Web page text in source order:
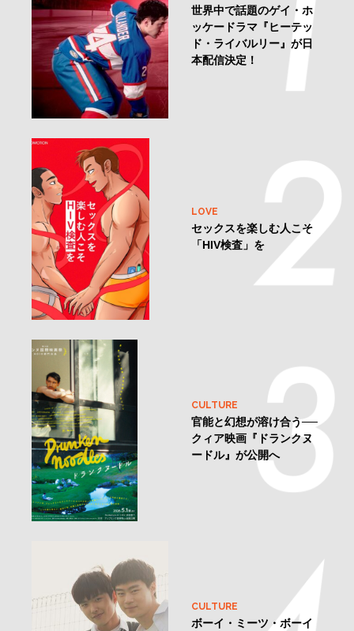
世界中で話題のゲイ・ホ
ッケードラマ『ヒーテッ
ド・ライバルリー』が日
本配信決定！
LOVE
セックスを楽しむ人こそ
「HIV検査」を
CULTURE
官能と幻想が溶け合う──
クィア映画『ドランクヌ
ードル』が公開へ
CULTURE
ボーイ・ミーツ・ボーイ